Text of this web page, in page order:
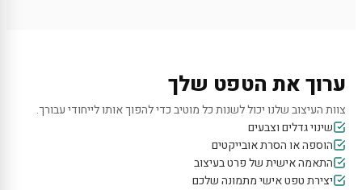
ערוך את הטפט שלך
צוות העיצוב שלנו יכול לשנות כל מוטיב כדי להפוך אותו לייחודי עבורך.
שינוי גדלים וצבעים
הוספה או הסרת אובייקטים
התאמה אישית של פרט בעיצוב
יצירת טפט אישי מתמונה שלכם